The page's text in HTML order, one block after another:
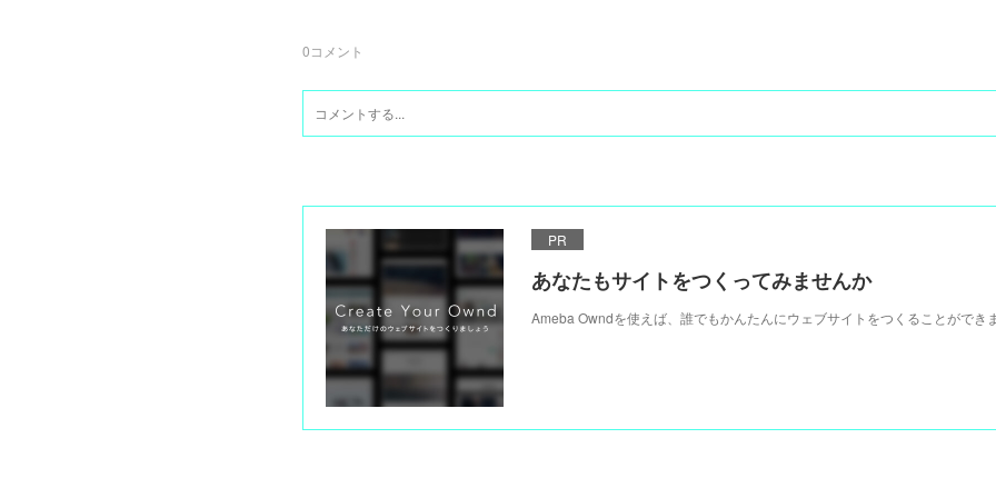
0コメント
PR
あなたもサイトをつくってみませんか
Ameba Owndを使えば、誰でもかんたんにウェブサイトをつくることができ